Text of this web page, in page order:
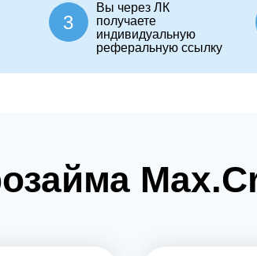
3
Вы через ЛК
получаете
индивидуальную
реферальную ссылку